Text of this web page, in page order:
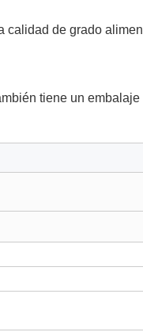
calidad de grado
tiene un